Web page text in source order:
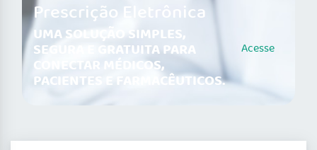
Prescrição Eletrônica
UMA SOLUÇÃO SIMPLES,
SEGURA E GRATUITA PARA
CONECTAR MÉDICOS,
PACIENTES E FARMACÊUTICOS.
Acesse